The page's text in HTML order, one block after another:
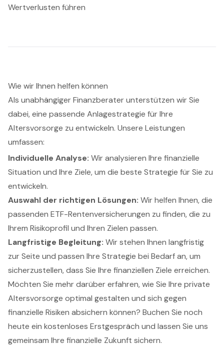
Wertverlusten führen
Wie wir Ihnen helfen können
Als unabhängiger Finanzberater unterstützen wir Sie
dabei, eine passende Anlagestrategie für Ihre
Altersvorsorge zu entwickeln. Unsere Leistungen
umfassen:
Individuelle Analyse: Wir analysieren Ihre finanzielle
Situation und Ihre Ziele, um die beste Strategie für Sie zu
entwickeln.
Auswahl der richtigen Lösungen: Wir helfen Ihnen, die
passenden ETF-Rentenversicherungen zu finden, die zu
Ihrem Risikoprofil und Ihren Zielen passen.
Langfristige Begleitung: Wir stehen Ihnen langfristig
zur Seite und passen Ihre Strategie bei Bedarf an, um
sicherzustellen, dass Sie Ihre finanziellen Ziele erreichen.
Möchten Sie mehr darüber erfahren, wie Sie Ihre private
Altersvorsorge optimal gestalten und sich gegen
finanzielle Risiken absichern können? Buchen Sie noch
heute ein kostenloses Erstgespräch und lassen Sie uns
gemeinsam Ihre finanzielle Zukunft sichern.